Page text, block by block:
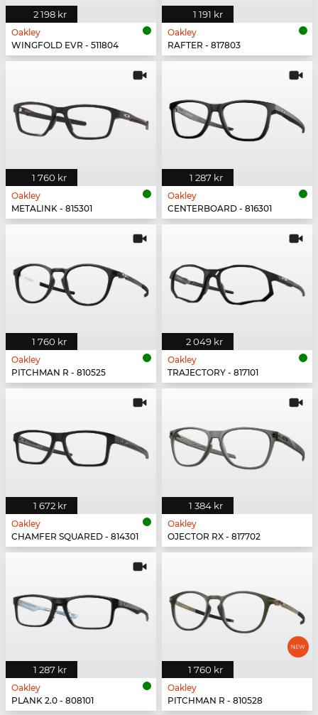
2 198 kr
Oakley
WINGFOLD EVR - 511804
1 191 kr
Oakley
RAFTER - 817803
1 760 kr
Oakley
METALINK - 815301
1 287 kr
Oakley
CENTERBOARD - 816301
1 760 kr
Oakley
PITCHMAN R - 810525
2 049 kr
Oakley
TRAJECTORY - 817101
1 672 kr
Oakley
CHAMFER SQUARED - 814301
1 384 kr
Oakley
OJECTOR RX - 817702
1 287 kr
Oakley
PLANK 2.0 - 808101
1 760 kr
Oakley
PITCHMAN R - 810528